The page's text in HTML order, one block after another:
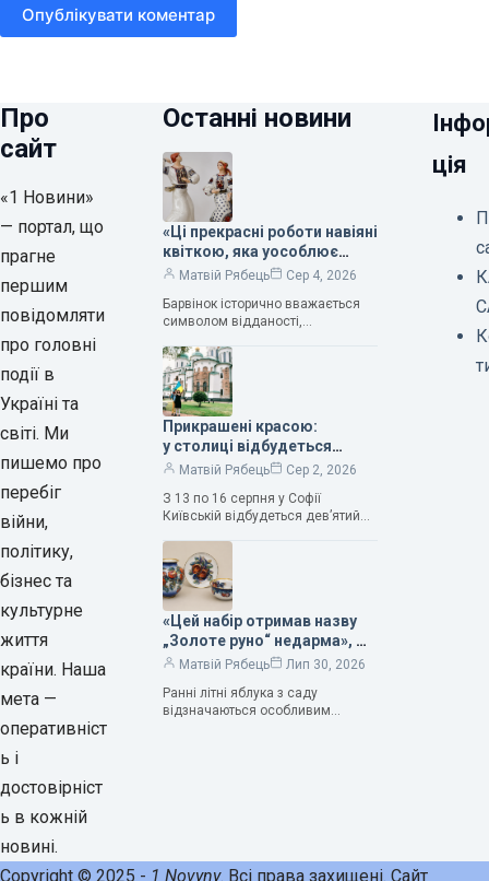
Опублікувати коментар
Про
сайт
«1 Новини»
— портал, що
прагне
першим
повідомляти
про головні
події в
Україні та
світі. Ми
пишемо про
перебіг
війни,
політику,
бізнес та
культурне
життя
країни. Наша
мета —
оперативніст
ь і
достовірніст
ь в кожній
новині.
Останні новини
«Ці прекрасні роботи навіяні
квіткою, яка уособлює
нескінченне кохання», —
Людмила Карпінська-
Романюк
Матвій Рябець
Сер 4, 2026
Барвінок історично вважається
символом відданості,
та тривалого подружнього союзу.
Саме тому ця рослина надихала і
продовжує надихати митців на
Прикрашені красою:
у столиці відбудеться
дев’ятий фестиваль
Матвій Рябець
Сер 2, 2026
З 13 по 16 серпня у Софії
Київській відбудеться дев’ятий
мистецтв Bouquet Kyiv Stage. Ця
подія традиційно…
«Цей набір отримав назву
„Золоте руно“ недарма», —
колекціонерка Людмила
Матвій Рябець
Лип 30, 2026
Ранні літні яблука з саду
відзначаються особливим
ція
Copyright © 2025 - 1 Novyny. Всі права захищені. Сайт